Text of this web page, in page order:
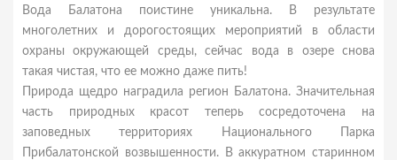
Вода Балатона поистине уникальна. В результате
многолетних и дорогостоящих мероприятий в области
охраны окружающей среды, сейчас вода в озере снова
такая чистая, что ее можно даже пить!
Природа щедро наградила регион Балатона. Значительная
часть природных красот теперь сосредоточена на
заповедных территориях Национального Парка
Прибалатонской возвышенности. В аккуратном старинном